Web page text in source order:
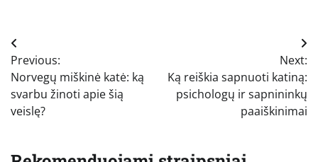
Navigacija
tarp
įrašų
Previous:
Norvegų miškinė katė: ką
svarbu žinoti apie šią
veislę?
Next:
Ką reiškia sapnuoti katiną:
psichologų ir sapnininkų
paaiškinimai